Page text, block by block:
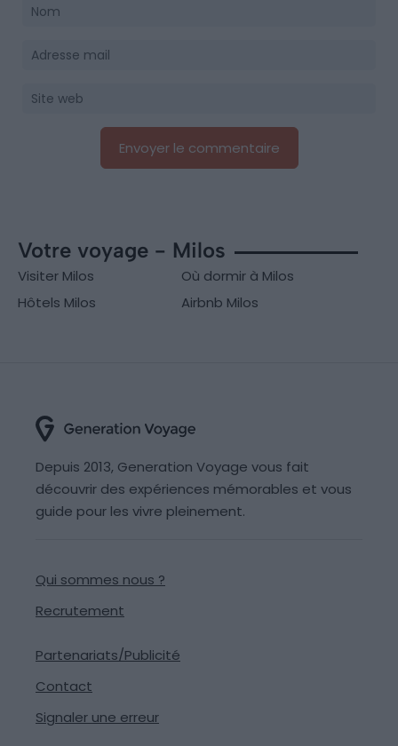
Votre voyage - Milos
Visiter Milos
Où dormir à Milos
Hôtels Milos
Airbnb Milos
Depuis 2013, Generation Voyage vous fait
découvrir des expériences mémorables et vous
guide pour les vivre pleinement.
Qui sommes nous ?
Recrutement
Partenariats/Publicité
Contact
Signaler une erreur